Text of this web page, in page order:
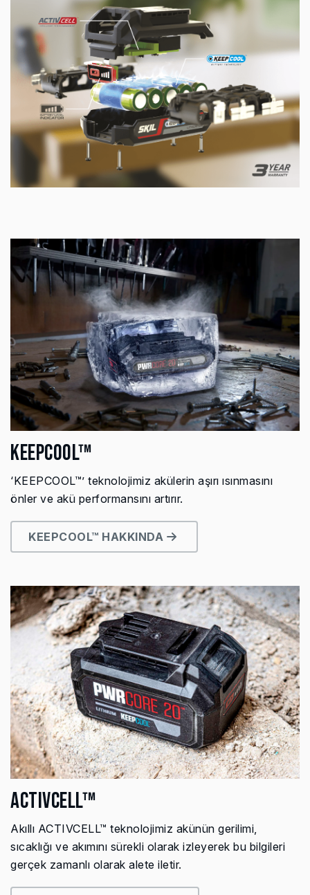
KEEPCOOL™
‘KEEPCOOL™’ teknolojimiz akülerin aşırı ısınmasını
önler ve akü performansını artırır.
KEEPCOOL™ HAKKINDA
ACTIVCELL™
Akıllı ACTIVCELL™ teknolojimiz akünün gerilimi,
sıcaklığı ve akımını sürekli olarak izleyerek bu bilgileri
gerçek zamanlı olarak alete iletir.